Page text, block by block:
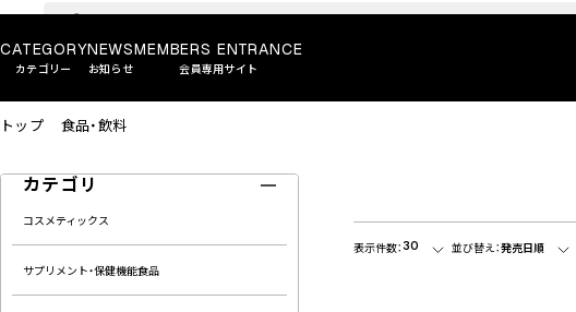
CATEGORY
カテゴリー
NEWS
お知らせ
MEMBERS ENTRANCE
会員専用サイト
トップ 食品・飲料
カテゴリ
コスメティックス
サプリメント・保健機能食品
表示件数：30 並び替え：発売日順